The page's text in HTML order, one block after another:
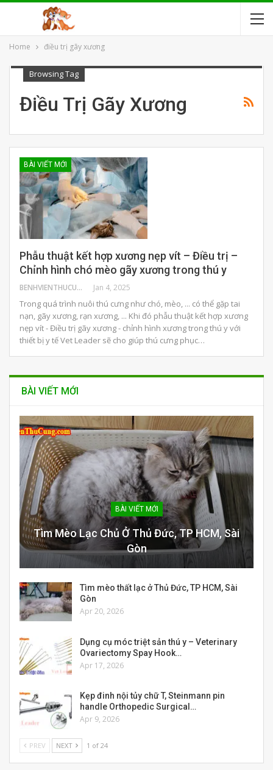
Home điều trị gãy xương
Browsing Tag
Điều Trị Gãy Xương
BÀI VIẾT MỚI
Phẫu thuật kết hợp xương nẹp vít – Điều trị –
Chỉnh hình chó mèo gãy xương trong thú y
BENHVIENTHUCUNG Jan 4, 2025
Trong quá trình nuôi thú cưng như chó, mèo, ... có thể gặp tai
nạn, gãy xương, rạn xương, ... Khi đó phẫu thuật kết hợp xương
nẹp vít - Điều trị gãy xương - chỉnh hình xương trong thú y với
thiết bị y tế Vet Leader sẽ cho giúp thú cưng phục…
BÀI VIẾT MỚI
BÀI VIẾT MỚI
Tìm Mèo Lạc Chủ Ở Thủ Đức, TP HCM, Sài
Gòn
Tìm mèo thất lạc ở Thủ Đức, TP HCM, Sài
Gòn
Apr 20, 2026
Dụng cụ móc triệt sản thú y – Veterinary
Ovariectomy Spay Hook…
Apr 17, 2026
Kẹp đinh nội tủy chữ T, Steinmann pin
handle Orthopedic Surgical…
Apr 9, 2026
PREV NEXT 1 of 24